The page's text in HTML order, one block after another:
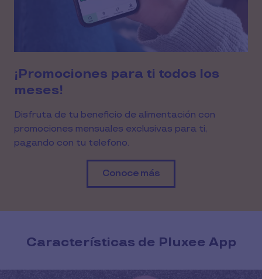
¡Promociones para ti todos los
meses!
Disfruta de tu beneficio de alimentación con
promociones mensuales exclusivas para ti,
pagando con tu telefono.
Conoce más
Características de Pluxee App